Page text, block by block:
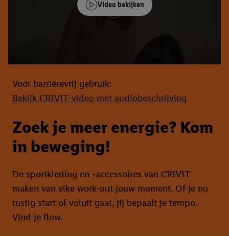
Video bekijken
Voor barrièrevrij gebruik:
Bekijk CRIVIT-video met audiobeschrijving
Zoek je meer energie? Kom
in beweging!
De sportkleding en -accessoires van CRIVIT
maken van elke work-out jouw moment. Of je nu
rustig start of voluit gaat, jij bepaalt je tempo.
Vind je flow.